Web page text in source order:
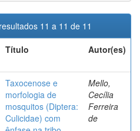
11 a 11 de 11
Título Autor(es)
Taxocenose e
morfologia de
mosquitos (Diptera:
Culicidae) com
Mello,
Cecília
Ferreira
de